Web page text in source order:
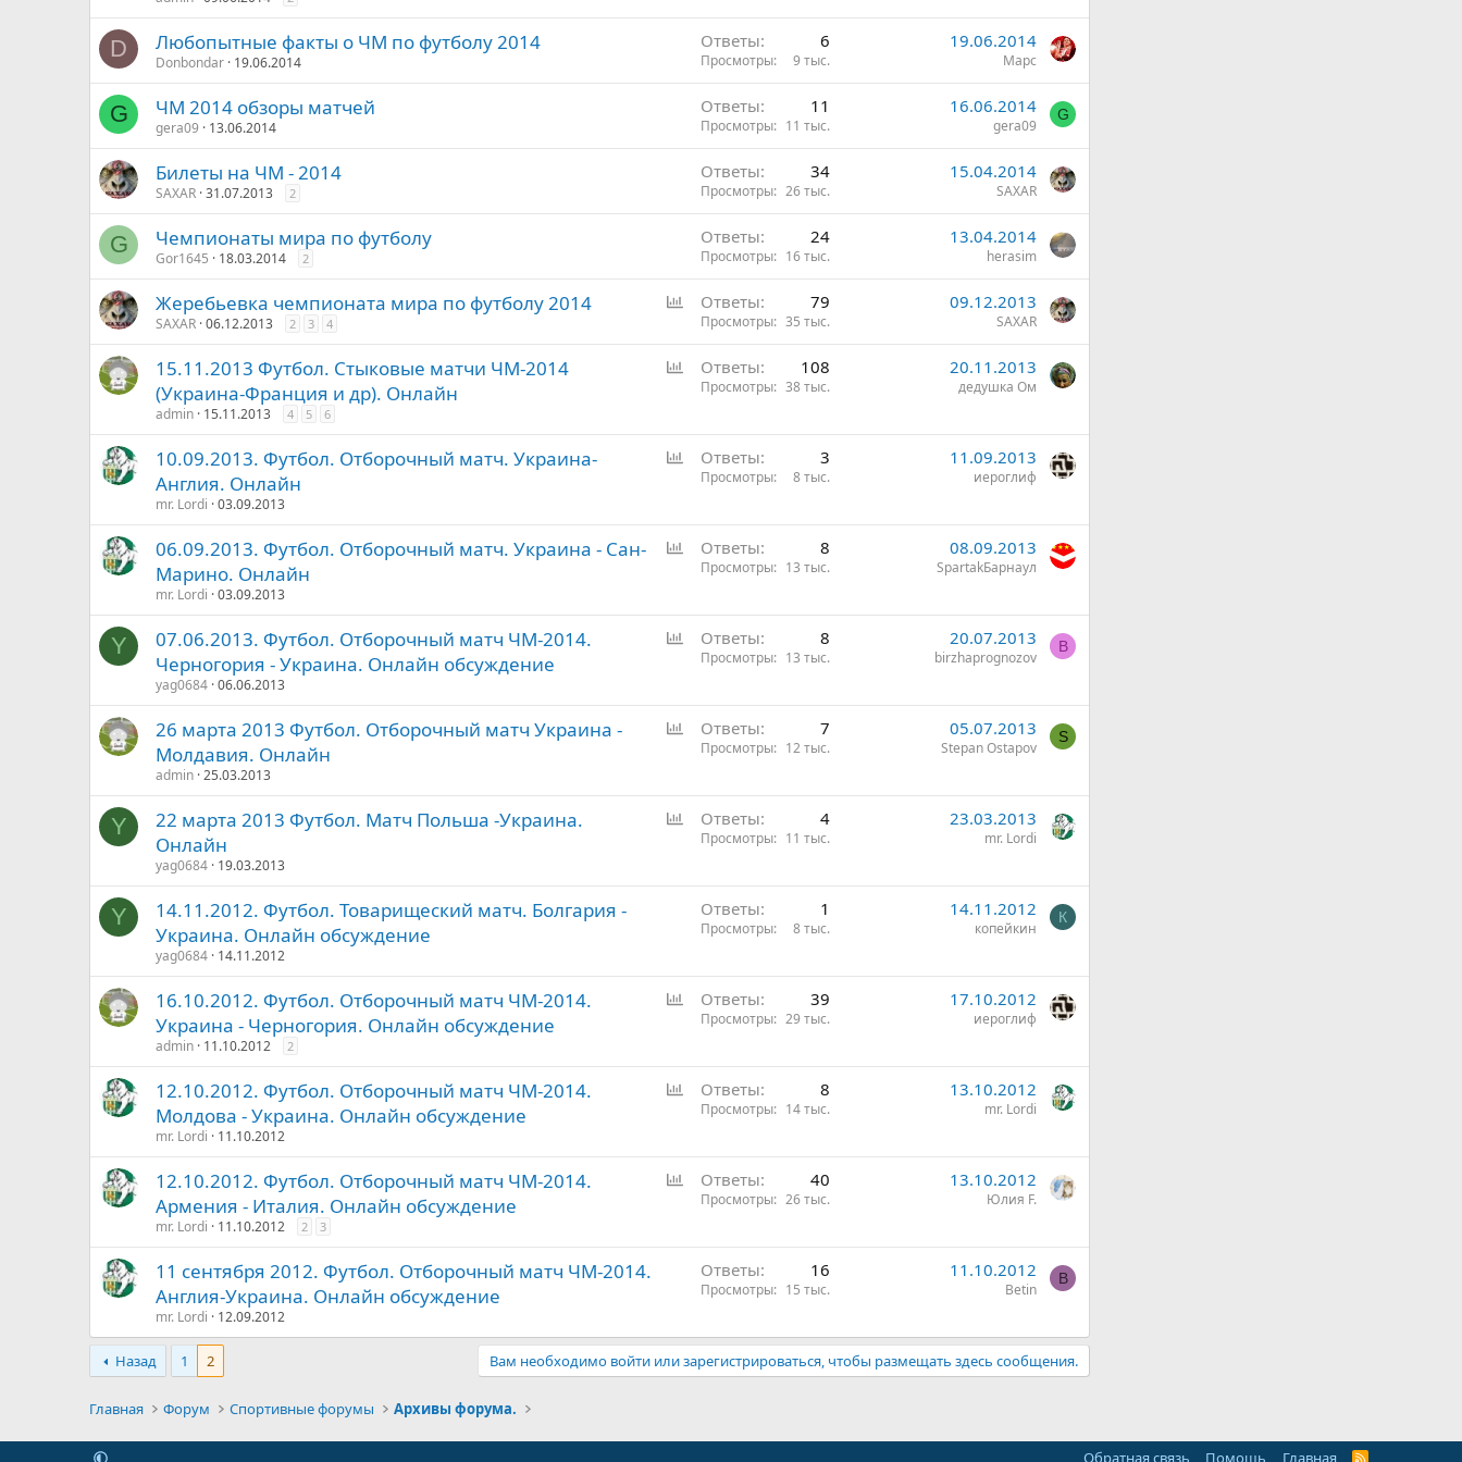
о
D Любопытные факты о ЧМ по футболу 2014
Donbondar 19.06.2014
Ответы 6
Просмотры 9 тыс.
19.06.2014
Марс
G ЧМ 2014 обзоры матчей
gera09 13.06.2014
Ответы 11
Просмотры 11 тыс.
16.06.2014
gera09
G
Билеты на ЧМ - 2014
SAXAR 31.07.2013 2
Ответы 34
Просмотры 26 тыс.
15.04.2014
SAXAR
G Чемпионаты мира по футболу
Gor1645 18.03.2014 2
Ответы 24
Просмотры 16 тыс.
13.04.2014
herasim
р
о
Жеребьевка чемпионата мира по футболу 2014
SAXAR 06.12.2013 2 3 4
Ответы 79
Просмотры 35 тыс.
09.12.2013
SAXAR
о
с
15.11.2013 Футбол. Стыковые матчи ЧМ-2014
(Украина-Франция и др). Онлайн
admin 15.11.2013 4 5 6
Ответы 108
Просмотры 38 тыс.
20.11.2013
дедушка Ом
о
с
10.09.2013. Футбол. Отборочный матч. Украина-
Англия. Онлайн
mr. Lordi 03.09.2013
Ответы 3
Просмотры 8 тыс.
11.09.2013
иероглиф
о
с
06.09.2013. Футбол. Отборочный матч. Украина - Сан-
Марино. Онлайн
mr. Lordi 03.09.2013
Ответы 8
Просмотры 13 тыс.
08.09.2013
SpartakБарнаул
Y
о
с
07.06.2013. Футбол. Отборочный матч ЧМ-2014.
Черногория - Украина. Онлайн обсуждение
yag0684 06.06.2013
Ответы 8
Просмотры 13 тыс.
20.07.2013
birzhaprognozov
B
о
с
26 марта 2013 Футбол. Отборочный матч Украина -
Молдавия. Онлайн
admin 25.03.2013
Ответы 7
Просмотры 12 тыс.
05.07.2013
Stepan Ostapov
S
Y
о
22 марта 2013 Футбол. Матч Польша -Украина.
Онлайн
yag0684 19.03.2013
Ответы 4
Просмотры 11 тыс.
23.03.2013
mr. Lordi
Y
14.11.2012. Футбол. Товарищеский матч. Болгария -
Украина. Онлайн обсуждение
yag0684 14.11.2012
Ответы 1
Просмотры 8 тыс.
14.11.2012
копейкин
К
о
с
16.10.2012. Футбол. Отборочный матч ЧМ-2014.
Украина - Черногория. Онлайн обсуждение
admin 11.10.2012 2
Ответы 39
Просмотры 29 тыс.
17.10.2012
иероглиф
о
с
12.10.2012. Футбол. Отборочный матч ЧМ-2014.
Молдова - Украина. Онлайн обсуждение
mr. Lordi 11.10.2012
Ответы 8
Просмотры 14 тыс.
13.10.2012
mr. Lordi
о
12.10.2012. Футбол. Отборочный матч ЧМ-2014.
Армения - Италия. Онлайн обсуждение
mr. Lordi 11.10.2012 2 3
Ответы 40
Просмотры 26 тыс.
13.10.2012
Юлия F.
11 сентября 2012. Футбол. Отборочный матч ЧМ-2014.
Англия-Украина. Онлайн обсуждение
mr. Lordi 12.09.2012
Ответы 16
Просмотры 15 тыс.
11.10.2012
Betin
B
Назад 1 2 Вам необходимо войти или зарегистрироваться, чтобы размещать здесь сообщения.
Главная Форум Спортивные форумы Архивы форума.
Обратная связь Помощь Главная R